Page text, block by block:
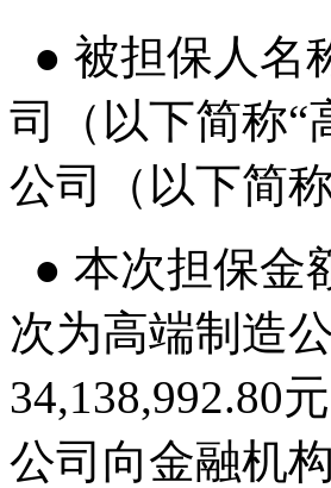
● 被担保人名
司（以下简称“
公司（以下简
● 本次担保金
次为高端制造
34,138,992.80
公司向金融机